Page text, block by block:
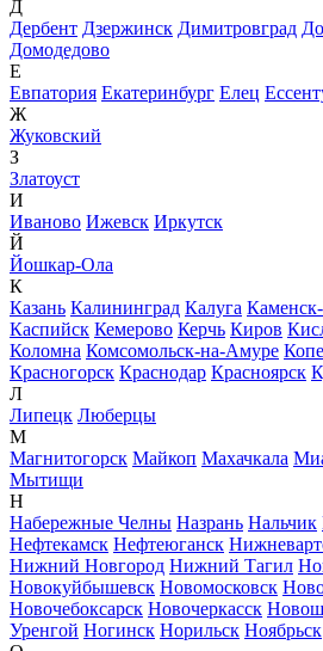
Д
Дербент Дзержинск Димитровград
Домодедово
Е
Евпатория Екатеринбург Елец
Ж
Жуковский
З
Златоуст
И
Иваново Ижевск Иркутск
Й
Йошкар-Ола
К
Казань Калининград Калуга
Каспийск Кемерово Керчь Киров
Коломна Комсомольск-на-Амуре
Красногорск Краснодар Красноярск
Л
Липецк Люберцы
М
Магнитогорск Майкоп Махачкала
Мытищи
Н
Набережные Челны Назрань Нальчик
Нефтекамск Нефтеюганск
Нижний Новгород Нижний Тагил
Новокуйбышевск Новомосковск
Новочебоксарск Новочеркасск
Уренгой Ногинск Норильск Ноябрьск